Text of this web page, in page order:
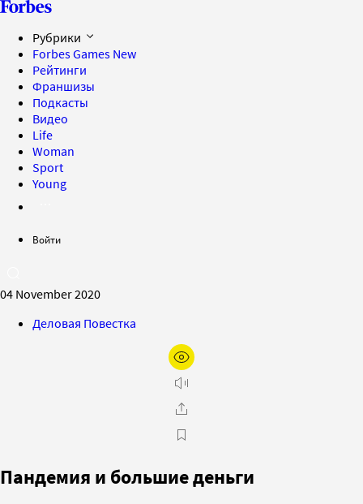
Рубрики
Forbes Games New
Рейтинги
Франшизы
Подкасты
Видео
Life
Woman
Sport
Young
Войти
04 November 2020
Деловая Повестка
Пандемия и большие деньги